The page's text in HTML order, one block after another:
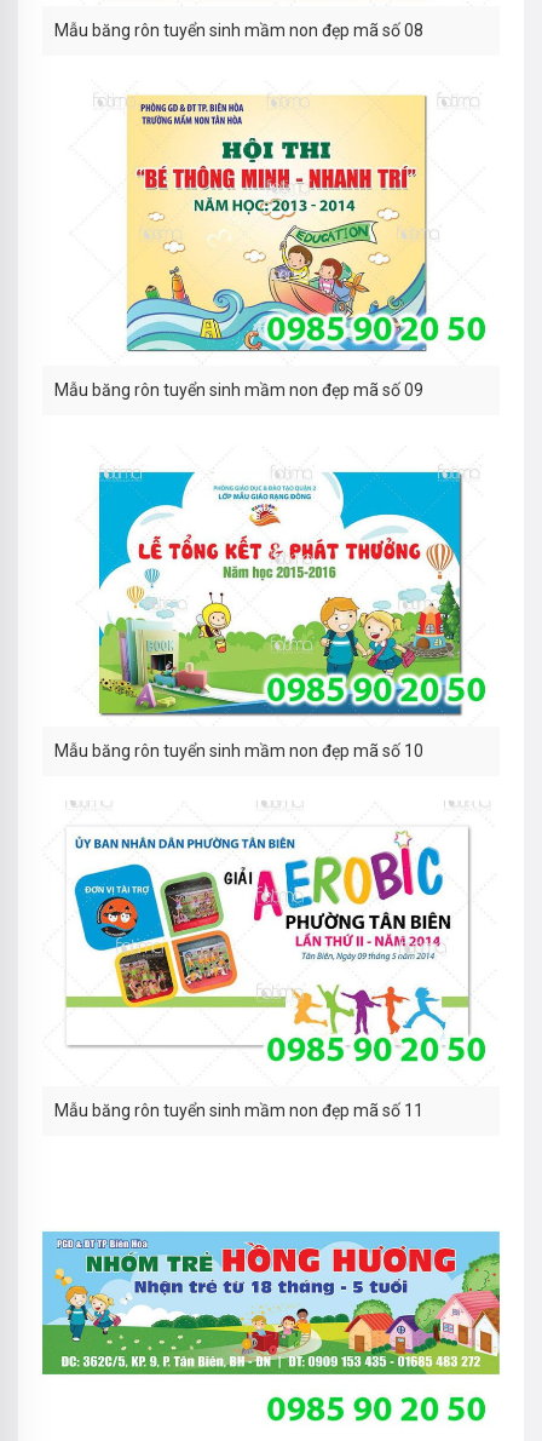
Mẫu băng rôn tuyển sinh mầm non đẹp mã số 08
Mẫu băng rôn tuyển sinh mầm non đẹp mã số 09
Mẫu băng rôn tuyển sinh mầm non đẹp mã số 10
Mẫu băng rôn tuyển sinh mầm non đẹp mã số 11